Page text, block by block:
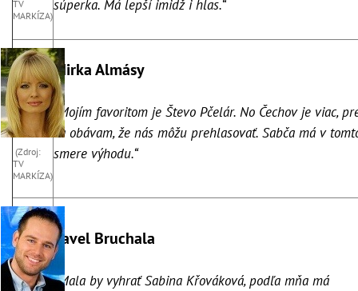
TV
MARKÍZA)
súperka. Má lepší imidž i hlas.“
(Zdroj:
TV
MARKÍZA)
Mirka Almásy
„Mojím favoritom je Števo Pčelár. No Čechov je viac,
sa obávam, že nás môžu prehlasovať. Sabča má v
smere výhodu.“
Pavel Bruchala
„Mala by vyhrať Sabina Křováková, podľa mňa má